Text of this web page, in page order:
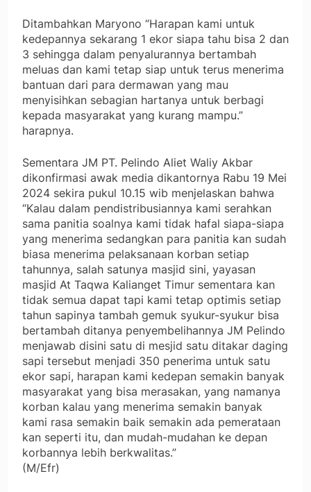
Ditambahkan Maryono “Harapan kami untuk
kedepannya sekarang 1 ekor siapa tahu bisa 2 dan
3 sehingga dalam penyalurannya bertambah
meluas dan kami tetap siap untuk terus menerima
bantuan dari para dermawan yang mau
menyisihkan sebagian hartanya untuk berbagi
kepada masyarakat yang kurang mampu.”
harapnya.
Sementara JM PT. Pelindo Aliet Waliy Akbar
dikonfirmasi awak media dikantornya Rabu 19 Mei
2024 sekira pukul 10.15 wib menjelaskan bahwa
“Kalau dalam pendistribusiannya kami serahkan
sama panitia soalnya kami tidak hafal siapa-siapa
yang menerima sedangkan para panitia kan sudah
biasa menerima pelaksanaan korban setiap
tahunnya, salah satunya masjid sini, yayasan
masjid At Taqwa Kalianget Timur sementara kan
tidak semua dapat tapi kami tetap optimis setiap
tahun sapinya tambah gemuk syukur-syukur bisa
bertambah ditanya penyembelihannya JM Pelindo
menjawab disini satu di mesjid satu ditakar daging
sapi tersebut menjadi 350 penerima untuk satu
ekor sapi, harapan kami kedepan semakin banyak
masyarakat yang bisa merasakan, yang namanya
korban kalau yang menerima semakin banyak
kami rasa semakin baik semakin ada pemerataan
kan seperti itu, dan mudah-mudahan ke depan
korbannya lebih berkwalitas.”
(M/Efr)